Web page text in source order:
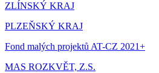
ZLÍNSKÝ KRAJ
PLZEŇSKÝ KRAJ
Fond malých projektů AT-CZ 2021+
MAS ROZKVĚT, Z.S.